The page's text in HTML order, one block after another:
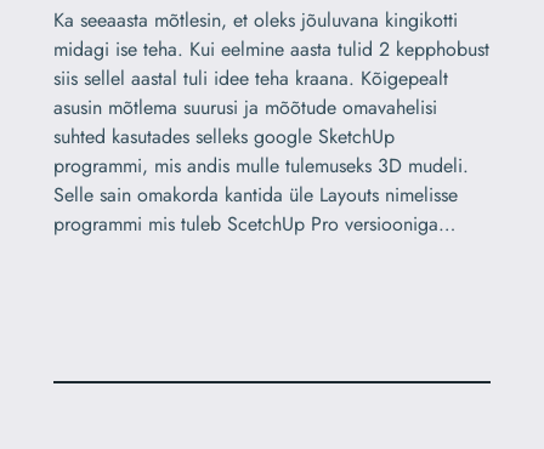
Ka seeaasta mõtlesin, et oleks jõuluvana kingikotti
midagi ise teha. Kui eelmine aasta tulid 2 kepphobust
siis sellel aastal tuli idee teha kraana. Kõigepealt
asusin mõtlema suurusi ja mõõtude omavahelisi
suhted kasutades selleks google SketchUp
programmi, mis andis mulle tulemuseks 3D mudeli.
Selle sain omakorda kantida üle Layouts nimelisse
programmi mis tuleb ScetchUp Pro versiooniga…